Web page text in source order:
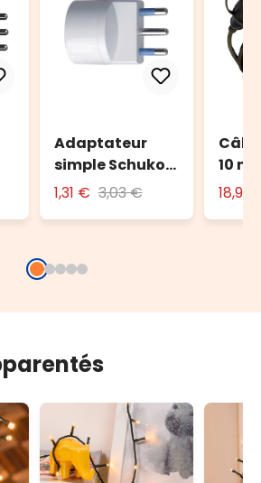
Adaptateur
simple Schuko
avec fiche 16A
1,31 € 3,03 €
10 m